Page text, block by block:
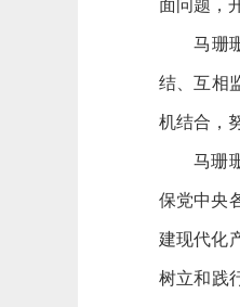
面问题，
马珊珊
结、互相
机结合，
马珊珊
保党中央
建现代化
树立和践